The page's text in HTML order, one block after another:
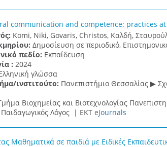
communication and competence: practices
Komi, Niki, Govaris, Christos, Καλδή,
Δημοσίευση σε περιοδικό,
πεδίο: Εκπαίδευση
: 2024
γλώσσα
ινστιτούτο: Πανεπιστήμιο Θεσσαλίας ▶
Βιοχημείας και Βιοτεχνολογίας
Παιδαγωγικός Λόγος | ΕΚΤ eJournals
Μαθηματικά σε παιδιά με Ειδικές